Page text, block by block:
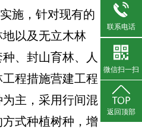
，针对现有的
以及无立木林
、封山育林、人
程措施营建工程
主，采用行间混
式种植树种，增
联系电话
微信扫一扫
返回顶部